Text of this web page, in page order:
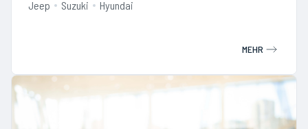
Jeep Suzuki Hyundai
MEHR